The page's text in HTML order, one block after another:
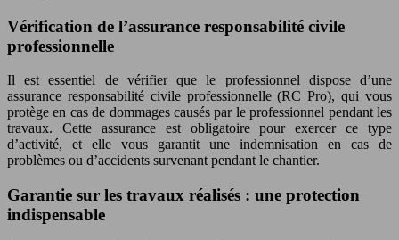
Vérification de l’assurance responsabilité civile
professionnelle
Il est essentiel de vérifier que le professionnel dispose d’une
assurance responsabilité civile professionnelle (RC Pro), qui vous
protège en cas de dommages causés par le professionnel pendant les
travaux. Cette assurance est obligatoire pour exercer ce type
d’activité, et elle vous garantit une indemnisation en cas de
problèmes ou d’accidents survenant pendant le chantier.
Garantie sur les travaux réalisés : une protection
indispensable